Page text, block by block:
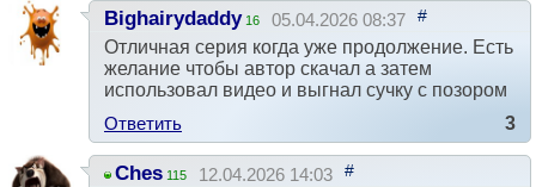
Bighairydaddy 16 05.04.2026 08:37 #
Отличная серия когда уже продолжение. Есть
желание чтобы автор скачал а затем
использовал видео и выгнал сучку с позором
Ответить
3
Ches 115 12.04.2026 14:03 #